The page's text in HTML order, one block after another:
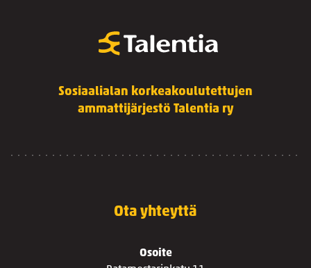
Sosiaalialan korkeakoulutettujen
ammattijärjestö Talentia ry
Ota yhteyttä
Osoite